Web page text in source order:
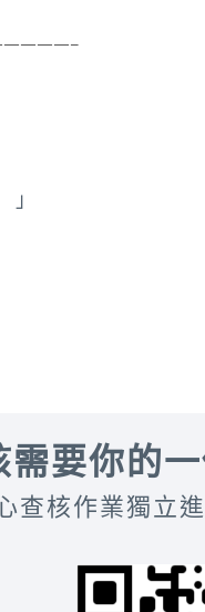
」
需要你的
查核作業獨立